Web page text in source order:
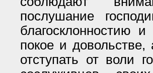
послушание
благосклонностию
покое и довольстве,
отступать от воли